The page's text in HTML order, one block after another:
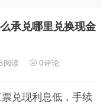
承兑哪里兑换现金
阅读 0评论
兑现利息低，手续